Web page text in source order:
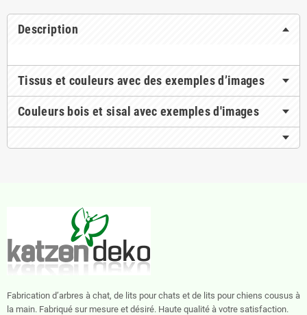
Description
Tissus et couleurs avec des exemples d’images
Couleurs bois et sisal avec exemples d'images
Fabrication d’arbres à chat, de lits pour chats et de lits pour chiens cousus à
la main. Fabriqué sur mesure et désiré. Haute qualité à votre satisfaction.